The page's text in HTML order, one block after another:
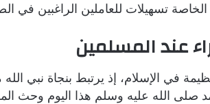
تسهيلات للعاملين الراغبين في
عند المسلمين
في الإسلام، إذ يرتبط بنجاة نبي
صلى الله عليه وسلم هذا اليوم وحث